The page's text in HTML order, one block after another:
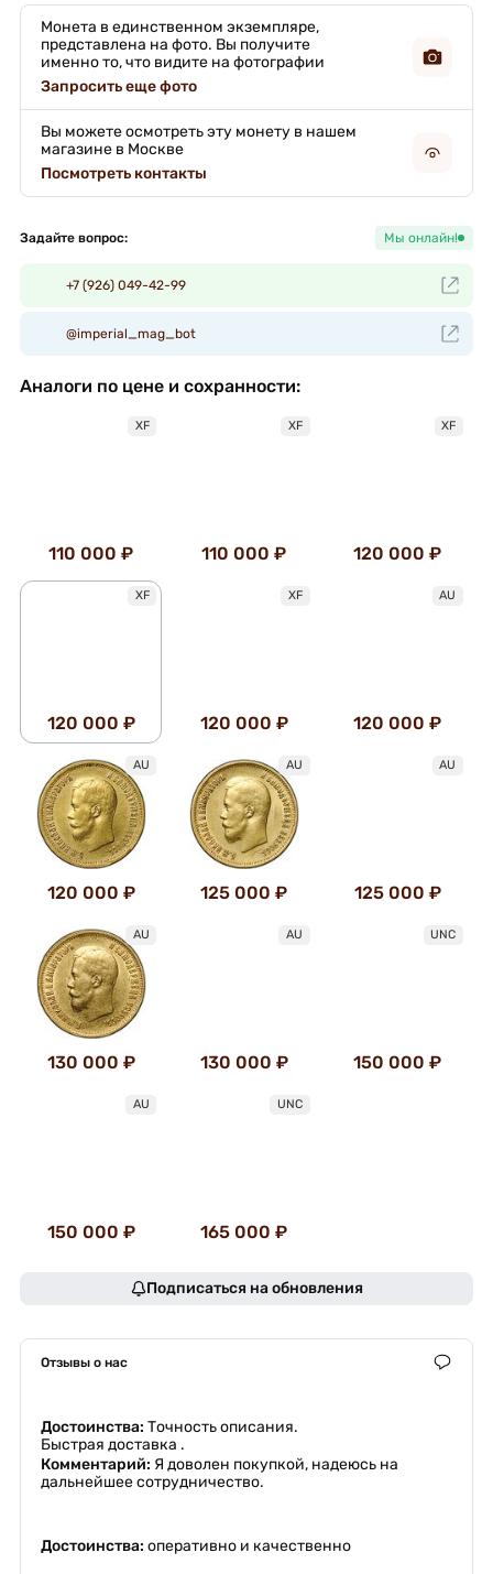
Монета в единственном экземпляре,
представлена на фото. Вы получите
именно то, что видите на фотографии
Запросить еще фото
Вы можете осмотреть эту монету в нашем
магазине в Москве
Посмотреть контакты
Задайте вопрос: Мы онлайн!
+7 (926) 049-42-99
@imperial_mag_bot
Аналоги по цене и сохранности:
XF
110 000 ₽
XF
110 000 ₽
XF
120 000 ₽
XF
120 000 ₽
XF
120 000 ₽
AU
120 000 ₽
AU
120 000 ₽
AU
125 000 ₽
AU
125 000 ₽
AU
130 000 ₽
AU
130 000 ₽
UNC
150 000 ₽
AU
150 000 ₽
UNC
165 000 ₽
Подписаться на обновления
Отзывы о нас
Достоинства: Точность описания.
Быстрая доставка .
Комментарий: Я доволен покупкой, надеюсь на
дальнейшее сотрудничество.
Достоинства: оперативно и качественно